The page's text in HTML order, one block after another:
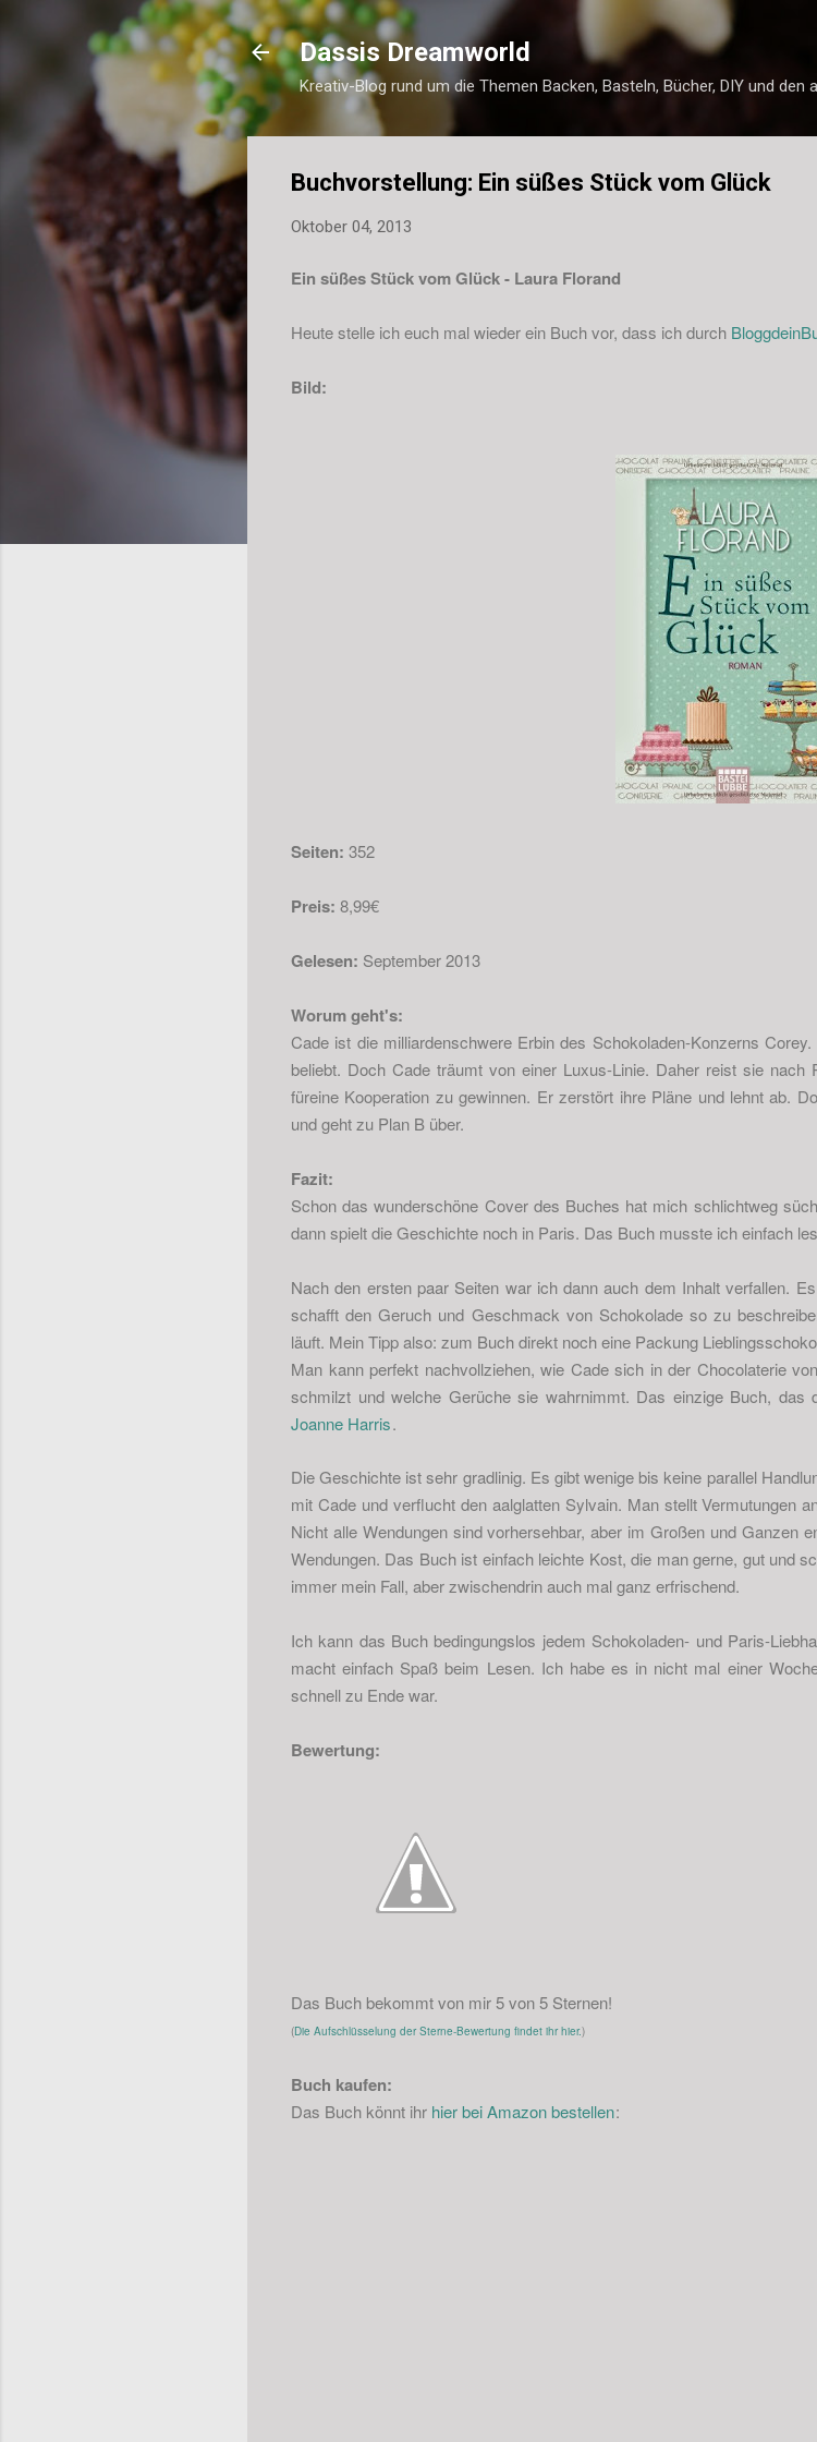
Direkt zum Hauptbereich
Dassis Dreamworld
Kreativ-Blog rund um die Themen Backen, Basteln, Bücher, DIY und den
Buchvorstellung: Ein süßes Stück vom Glück
Oktober 04, 2013
Ein süßes Stück vom Glück - Laura Florand
Heute stelle ich euch mal wieder ein Buch vor, dass ich durch
Bild:
Seiten: 352
Preis: 8,99€
Gelesen: September 2013
Worum geht's:
Cade ist die milliardenschwere Erbin des Schokoladen-Konzerns
beliebt. Doch Cade träumt von einer Luxus-Linie. Daher reist sie
füreine Kooperation zu gewinnen. Er zerstört ihre Pläne und lehnt ab.
und geht zu Plan B über.
Fazit:
Schon das wunderschöne Cover des Buches hat mich schlichtweg
dann spielt die Geschichte noch in Paris. Das Buch musste ich einfach
Nach den ersten paar Seiten war ich dann auch dem Inhalt verfallen.
schafft den Geruch und Geschmack von Schokolade so zu
läuft. Mein Tipp also: zum Buch direkt noch eine Packung
Man kann perfekt nachvollziehen, wie Cade sich in der Chocolaterie
schmilzt und welche Gerüche sie wahrnimmt. Das einzige Buch,
Joanne Harris.
Die Geschichte ist sehr gradlinig. Es gibt wenige bis keine parallel
mit Cade und verflucht den aalglatten Sylvain. Man stellt Vermutungen
Nicht alle Wendungen sind vorhersehbar, aber im Großen und Ganzen
Wendungen. Das Buch ist einfach leichte Kost, die man gerne, gut und
immer mein Fall, aber zwischendrin auch mal ganz erfrischend.
Ich kann das Buch bedingungslos jedem Schokoladen- und Paris-
macht einfach Spaß beim Lesen. Ich habe es in nicht mal einer
schnell zu Ende war.
Bewertung:
Das Buch bekommt von mir 5 von 5 Sternen!
(Die Aufschlüsselung der Sterne-Bewertung findet ihr hier.)
Buch kaufen:
Das Buch könnt ihr hier bei Amazon bestellen: